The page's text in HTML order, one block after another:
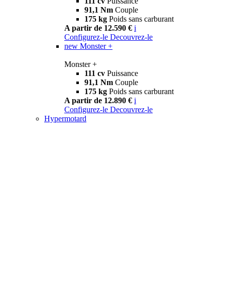
91,1 Nm Couple
175 kg Poids sans carburant
A partir de 12.590 € i
Configurez-le Decouvrez-le
new Monster +
Monster +
111 cv Puissance
91,1 Nm Couple
175 kg Poids sans carburant
A partir de 12.890 € i
Configurez-le Decouvrez-le
Hypermotard